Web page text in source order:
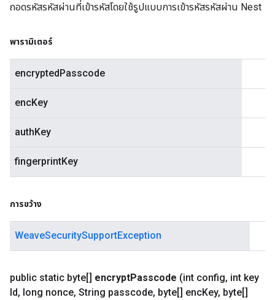
ถอดรหัสรหัสผ่านที่เข้ารหัสโดยใช้รูปแบบการเข้ารหัสรหัสผ่าน Nest
พารามิเตอร์
encryptedPasscode
encKey
authKey
fingerprintKey
การขว้าง
WeaveSecuritySupportException
public static byte[] encryptPasscode (int config, int key
Id, long nonce, String passcode, byte[] encKey, byte[]